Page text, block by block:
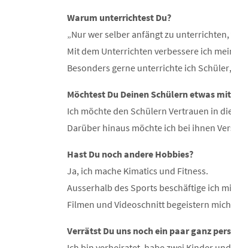
Warum unterrichtest Du?
„Nur wer selber anfängt zu
Mit dem Unterrichten verbessere ich
Besonders gerne unterrichte ich
Möchtest Du Deinen Schülern etwas
Ich möchte den Schülern Vertrauen in
Darüber hinaus möchte ich bei ihnen
Hast Du noch andere Hobbies?
Ja, ich mache Kimatics und Fitness.
Ausserhalb des Sports beschäftige ich
Filmen und Videoschnitt begeistern
Verrätst Du uns noch ein paar ganz